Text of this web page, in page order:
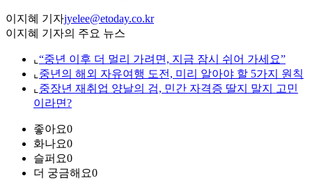
이지혜 기자jyelee@etoday.co.kr
이지혜 기자의 주요 뉴스
⌞ “중년 이후 더 멀리 가려면, 지금 잠시 쉬어 가세요”
⌞ 중년의 해외 자유여행 도전, 미리 알아야 할 5가지 원칙
⌞ 중장년 재취업 양날의 검, 민간 자격증 딸지 말지 고민
이라면?
좋아요0
화나요0
슬퍼요0
더 궁금해요0